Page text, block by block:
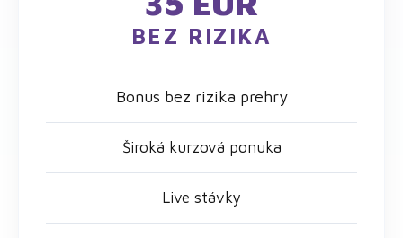
BEZ RIZIKA
Bonus bez rizika prehry
Široká kurzová ponuka
Live stávky